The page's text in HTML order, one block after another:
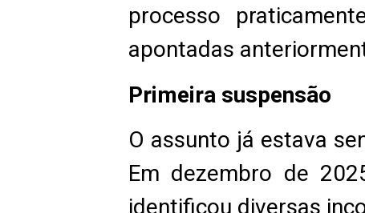
processo
apontadas
Primeira suspensão
O assunto já estava
Em dezembro de
identificou diversas